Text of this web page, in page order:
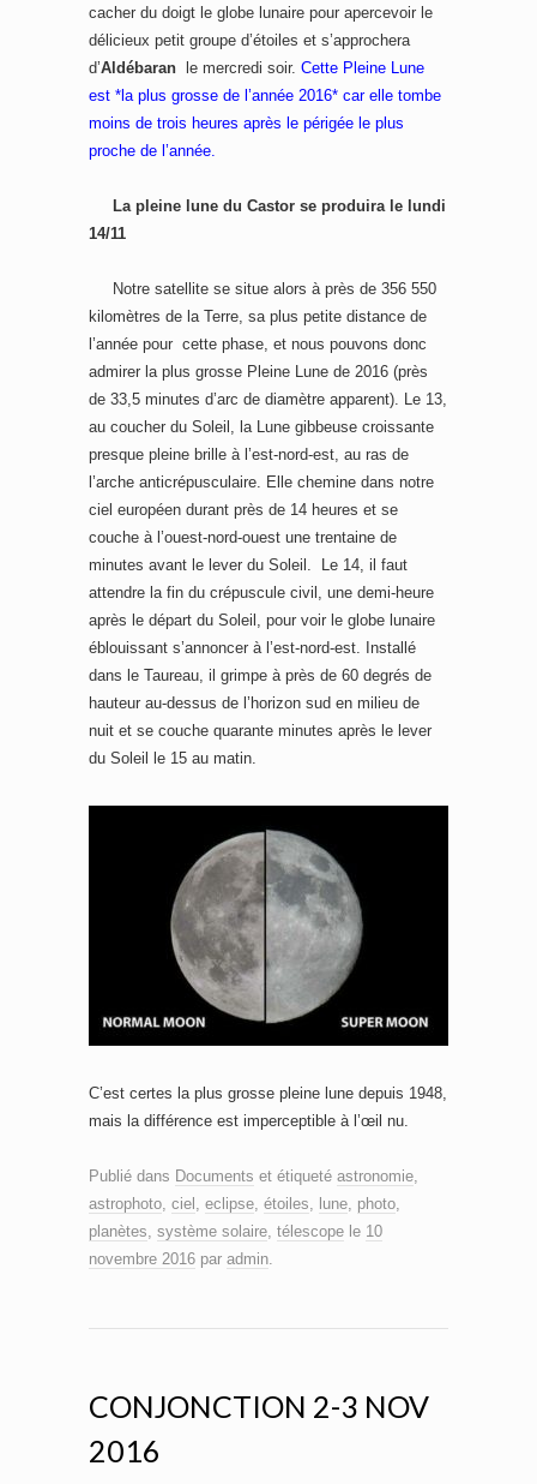
cacher du doigt le globe lunaire pour apercevoir le
délicieux petit groupe d’étoiles et s’approchera
d’Aldébaran le mercredi soir. Cette Pleine Lune
est *la plus grosse de l’année 2016* car elle tombe
moins de trois heures après le périgée le plus
proche de l’année.
La pleine lune du Castor se produira le lundi
14/11
Notre satellite se situe alors à près de 356 550
kilomètres de la Terre, sa plus petite distance de
l’année pour cette phase, et nous pouvons donc
admirer la plus grosse Pleine Lune de 2016 (près
de 33,5 minutes d’arc de diamètre apparent). Le 13,
au coucher du Soleil, la Lune gibbeuse croissante
presque pleine brille à l’est-nord-est, au ras de
l’arche anticrépusculaire. Elle chemine dans notre
ciel européen durant près de 14 heures et se
couche à l’ouest-nord-ouest une trentaine de
minutes avant le lever du Soleil. Le 14, il faut
attendre la fin du crépuscule civil, une demi-heure
après le départ du Soleil, pour voir le globe lunaire
éblouissant s’annoncer à l’est-nord-est. Installé
dans le Taureau, il grimpe à près de 60 degrés de
hauteur au-dessus de l’horizon sud en milieu de
nuit et se couche quarante minutes après le lever
du Soleil le 15 au matin.
C’est certes la plus grosse pleine lune depuis 1948,
mais la différence est imperceptible à l’œil nu.
Publié dans Documents et étiqueté astronomie,
astrophoto, ciel , eclipse, étoiles, lune, photo,
planètes, système solaire, télescope le 10
novembre 2016 par admin.
CONJONCTION 2-3 NOV
2016